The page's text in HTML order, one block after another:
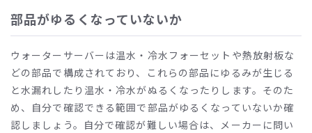
部品がゆるくなっていないか
ウォーターサーバーは温水・冷水フォーセットや熱放射板な
どの部品で構成されており、これらの部品にゆるみが生じる
と水漏れしたり温水・冷水がぬるくなったりします。そのた
め、自分で確認できる範囲で部品がゆるくなっていないか確
認しましょう。自分で確認が難しい場合は、メーカーに問い